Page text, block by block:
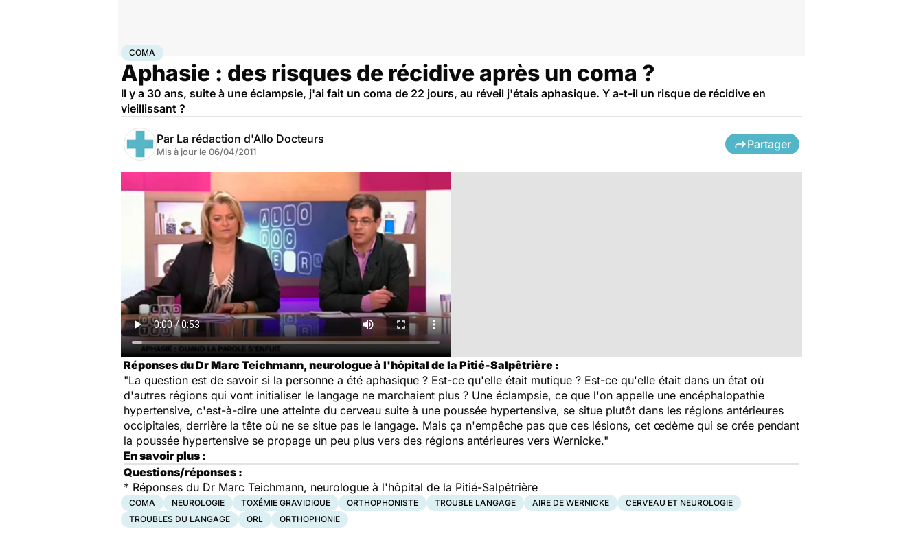
AccueilSanté
COMA
Aphasie : des risques de récidive après un coma ?
Il y a 30 ans, suite à une éclampsie, j'ai fait un coma de 22 jours, au réveil j'étais aphasique. Y a-t-il un risque de récidive en
vieillissant ?
Par La rédaction d'Allo Docteurs
Mis à jour le 06/04/2011
Partager
Réponses du Dr Marc Teichmann, neurologue à l'hôpital de la Pitié-Salpêtrière :
"La question est de savoir si la personne a été aphasique ? Est-ce qu'elle était mutique ? Est-ce qu'elle était dans un état où
d'autres régions qui vont initialiser le langage ne marchaient plus ? Une éclampsie, ce que l'on appelle une encéphalopathie
hypertensive, c'est-à-dire une atteinte du cerveau suite à une poussée hypertensive, se situe plutôt dans les régions antérieures
occipitales, derrière la tête où ne se situe pas le langage. Mais ça n'empêche pas que ces lésions, cet œdème qui se crée pendant
la poussée hypertensive se propage un peu plus vers des régions antérieures vers Wernicke."
En savoir plus :
Questions/réponses :
* Réponses du Dr Marc Teichmann, neurologue à l'hôpital de la Pitié-Salpêtrière
COMA NEUROLOGIE TOXÉMIE GRAVIDIQUE ORTHOPHONISTE TROUBLE LANGAGE AIRE DE WERNICKE
CERVEAU ET NEUROLOGIE
TROUBLES DU LANGAGE
ORL ORTHOPHONIE